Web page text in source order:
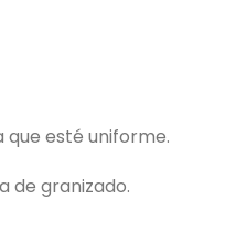
que esté uniforme.
de granizado.